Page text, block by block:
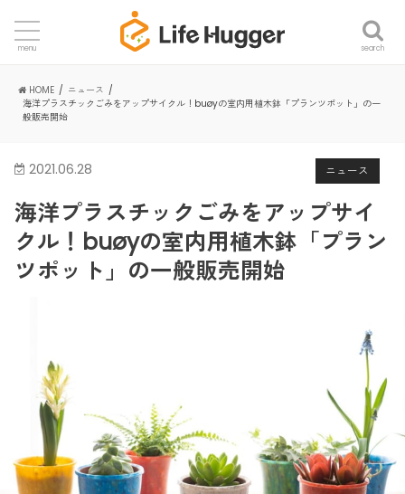
search
menu
HOME
ニュース
海洋プラスチックごみをアップサイクル！buøyの室内用植木鉢「プランツポット」の一
般販売開始
ニュース
2021.06.28
海洋プラスチックごみをアップサイ
クル！buøyの室内用植木鉢「プラン
ツポット」の一般販売開始